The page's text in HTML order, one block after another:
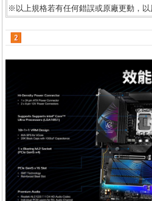
※以上規格若有任何錯誤或原廠更動，